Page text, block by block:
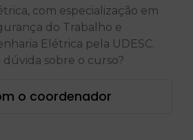
com especialização em
do Trabalho e
Elétrica pela UDESC.
sobre o curso?
o coordenador